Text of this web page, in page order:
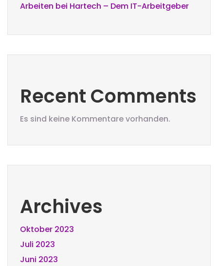
Arbeiten bei Hartech – Dem IT-Arbeitgeber
Recent Comments
Es sind keine Kommentare vorhanden.
Archives
Oktober 2023
Juli 2023
Juni 2023